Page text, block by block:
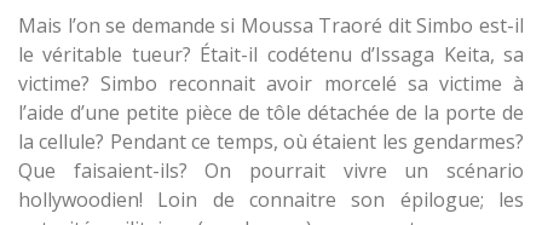
Mais l’on se demande si Moussa Traoré dit Simbo est-il
le véritable tueur? Était-il codétenu d’Issaga Keita, sa
victime? Simbo reconnait avoir morcelé sa victime à
l’aide d’une petite pièce de tôle détachée de la porte de
la cellule? Pendant ce temps, où étaient les gendarmes?
Que faisaient-ils? On pourrait vivre un scénario
hollywoodien! Loin de connaitre son épilogue; les